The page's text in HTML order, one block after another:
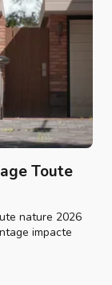
Toute
nature 2026
impacte